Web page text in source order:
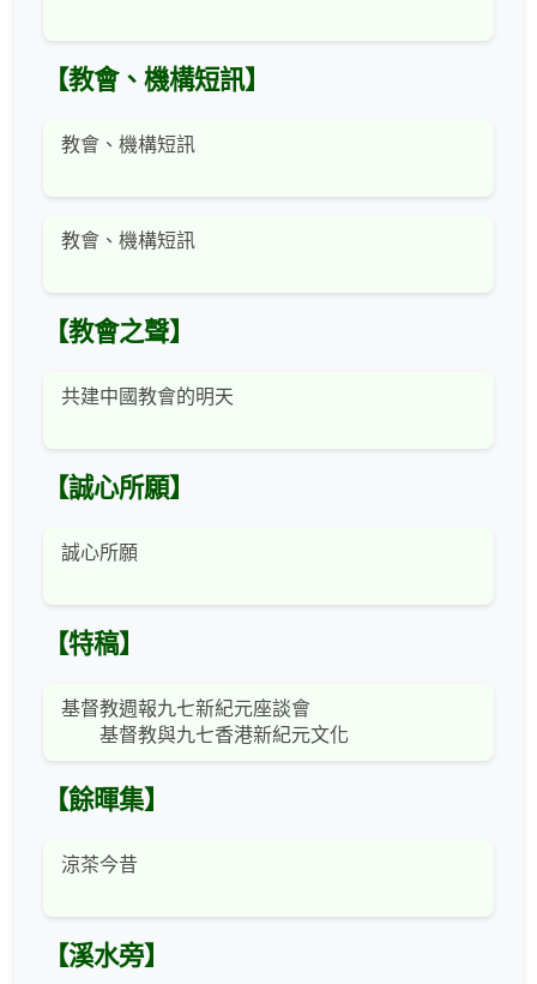
【教會、機構短訊】
教會、機構短訊
教會、機構短訊
【教會之聲】
共建中國教會的明天
【誠心所願】
誠心所願
【特稿】
基督教週報九七新紀元座談會
基督教與九七香港新紀元文化
【餘暉集】
涼茶今昔
【溪水旁】